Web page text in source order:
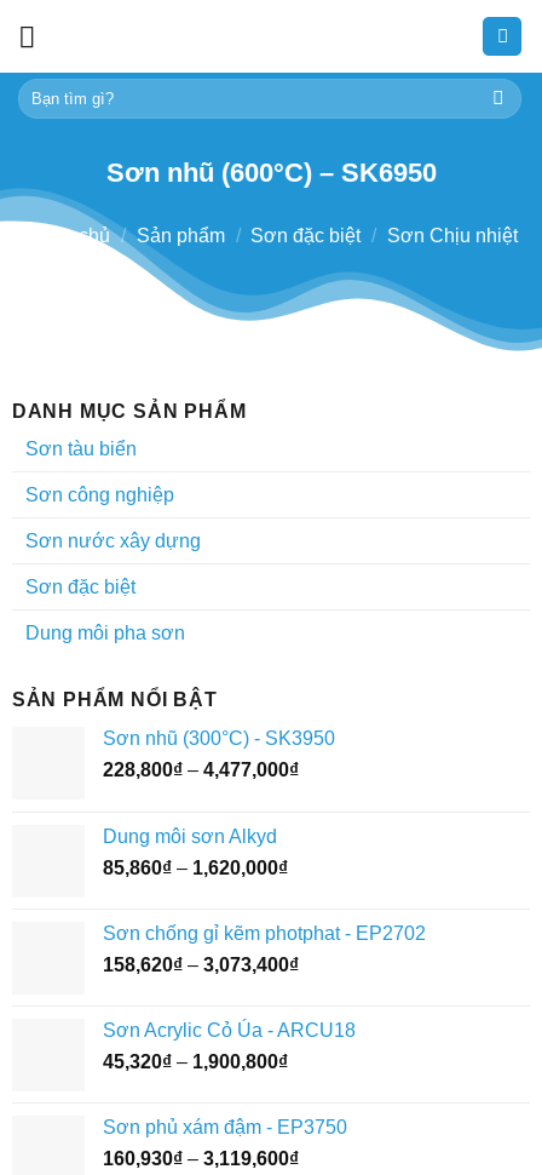
content
Tìm
kiếm:
Sơn nhũ (600°C) – SK6950
Trang chủ / Sản phẩm / Sơn đặc biệt / Sơn Chịu nhiệt
DANH MỤC SẢN PHẨM
Sơn tàu biển
Sơn công nghiệp
Sơn nước xây dựng
Sơn đặc biệt
Dung môi pha sơn
SẢN PHẨM NỔI BẬT
Sơn nhũ (300°C) - SK3950
228,800₫ – 4,477,000₫Khoảng
Dung môi sơn Alkyd
85,860₫ – 1,620,000₫Khoảng
85,860₫
đến
Sơn chống gỉ kẽm photphat - EP2702
158,620₫ – 3,073,400₫Khoảng
158,620₫
Sơn Acrylic Cỏ Úa - ARCU18
45,320₫ – 1,900,800₫Khoảng
45,320₫
đến
Sơn phủ xám đậm - EP3750
160,930₫ – 3,119,600₫Khoảng